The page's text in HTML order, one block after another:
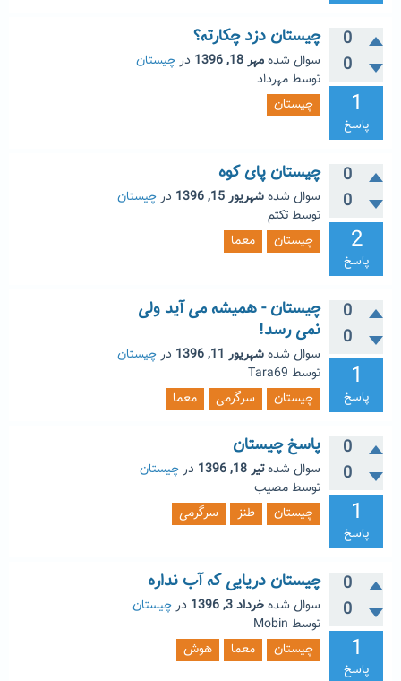
0
0
1
پاسخ
چیستان دزد چکارته؟
سوال شدهمهر 18, 1396 درچیستان
توسط مهرداد
چیستان
0
0
2
پاسخ
چیستان پای کوه
سوال شدهشهریور 15, 1396 درچیستان
توسط تکتم
چیستان
معما
0
0
1
پاسخ
چیستان - همیشه می آید ولی
نمی رسد!
سوال شدهشهریور 11, 1396 درچیستان
توسط Tara69
چیستان
سرگرمی معما
0
0
1
پاسخ
پاسخ چیستان
سوال شدهتیر 18, 1396 درچیستان
توسط مصیب
چیستان
طنز سرگرمی
0
0
1
پاسخ
چیستان دریایی که آب نداره
سوال شدهخرداد 3, 1396 درچیستان
توسط Mobin
چیستان
معما هوش